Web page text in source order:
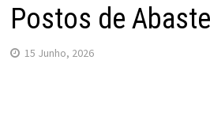
Postos de
15 Junho, 2026